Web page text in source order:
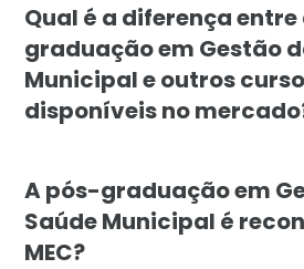
Qual é a diferença
graduação em Gestão
Municipal e outros
disponíveis no
A pós-graduação em
Saúde Municipal é
MEC?